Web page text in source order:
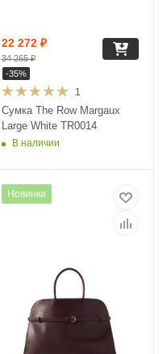
1
Сумка The Row Margaux
Large White TR0014
В наличии
22 272₽
34 265₽
-35%
Новинка